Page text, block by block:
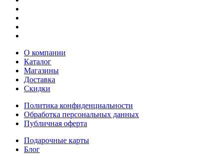
О компании
Каталог
Магазины
Доставка
Скидки
Политика конфиденциальности
Обработка персональных данных
Публичная оферта
Подарочные карты
Блог